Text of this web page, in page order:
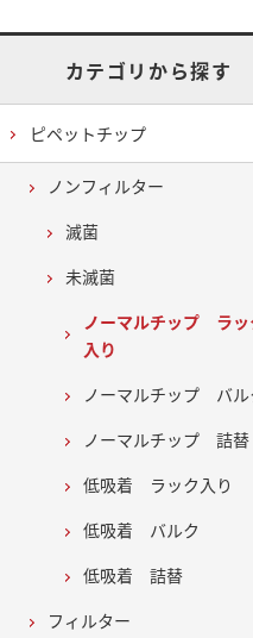
カテゴリから探す
ピペットチップ
ノンフィルター
滅菌
未滅菌
ノーマルチップ ラッ
入り
ノーマルチップ バル
ノーマルチップ 詰替
低吸着 ラック入り
低吸着 バルク
低吸着 詰替
フィルター